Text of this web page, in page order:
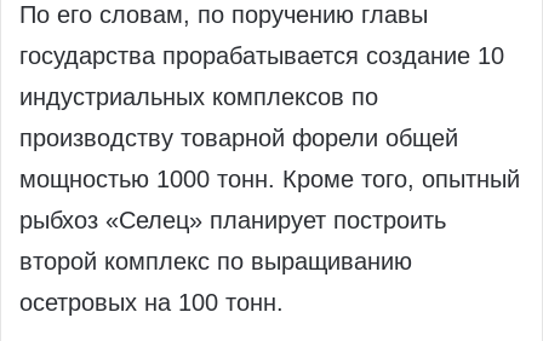
По его словам, по поручению главы
государства прорабатывается создание 10
индустриальных комплексов по
производству товарной форели общей
мощностью 1000 тонн. Кроме того, опытный
рыбхоз «Селец» планирует построить
второй комплекс по выращиванию
осетровых на 100 тонн.